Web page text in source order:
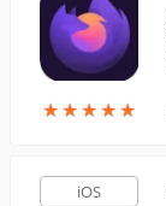
★★★★★
★★★★★
iOS